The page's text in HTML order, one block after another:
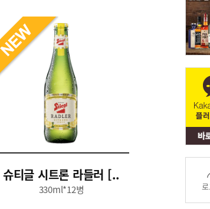
슈티글 시트론 라들러 [..
330ml*12병